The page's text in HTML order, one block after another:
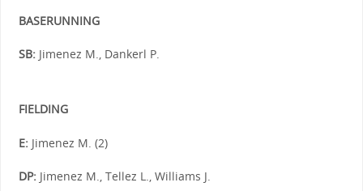
BASERUNNING
SB:Jimenez M., Dankerl P.
FIELDING
E:Jimenez M. (2)
DP:Jimenez M., Tellez L., Williams J.